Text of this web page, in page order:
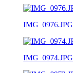
IMG_0976.JPG
IMG_0974.JPG